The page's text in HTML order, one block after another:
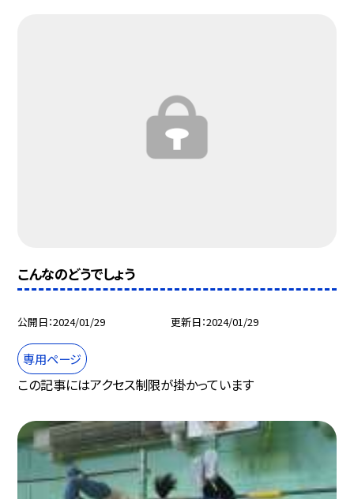
こんなのどうでしょう
公開日 2024/01/29 更新日 2024/01/29
専用ページ
この記事にはアクセス制限が掛かっています